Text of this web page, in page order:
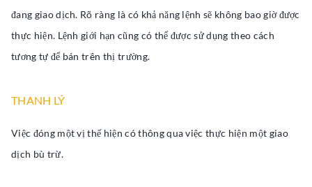
đang giao dịch. Rõ ràng là có khả năng lệnh sẽ không bao giờ được
thực hiện. Lệnh giới hạn cũng có thể được sử dụng theo cách
tương tự để bán trên thị trường.
THANH LÝ
Việc đóng một vị thế hiện có thông qua việc thực hiện một giao
dịch bù trừ.